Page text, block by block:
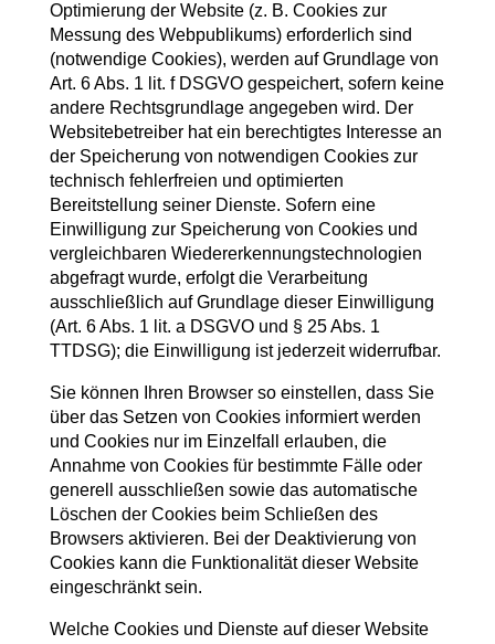
Optimierung der Website (z. B. Cookies zur
Messung des Webpublikums) erforderlich sind
(notwendige Cookies), werden auf Grundlage von
Art. 6 Abs. 1 lit. f DSGVO gespeichert, sofern keine
andere Rechtsgrundlage angegeben wird. Der
Websitebetreiber hat ein berechtigtes Interesse an
der Speicherung von notwendigen Cookies zur
technisch fehlerfreien und optimierten
Bereitstellung seiner Dienste. Sofern eine
Einwilligung zur Speicherung von Cookies und
vergleichbaren Wiedererkennungstechnologien
abgefragt wurde, erfolgt die Verarbeitung
ausschließlich auf Grundlage dieser Einwilligung
(Art. 6 Abs. 1 lit. a DSGVO und § 25 Abs. 1
TTDSG); die Einwilligung ist jederzeit widerrufbar.
Sie können Ihren Browser so einstellen, dass Sie
über das Setzen von Cookies informiert werden
und Cookies nur im Einzelfall erlauben, die
Annahme von Cookies für bestimmte Fälle oder
generell ausschließen sowie das automatische
Löschen der Cookies beim Schließen des
Browsers aktivieren. Bei der Deaktivierung von
Cookies kann die Funktionalität dieser Website
eingeschränkt sein.
Welche Cookies und Dienste auf dieser Website